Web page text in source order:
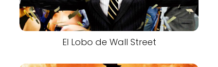
El Lobo de Wall Street